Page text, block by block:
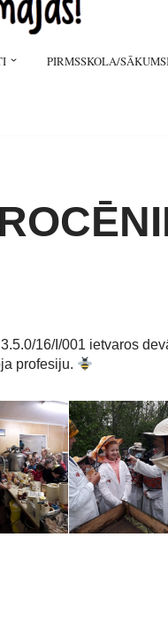
PIRMSSKOLA/
16/I/001 ietvaros
profesiju.